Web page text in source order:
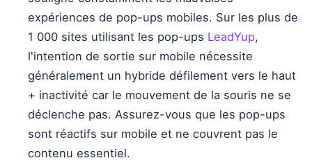
expériences de pop-ups mobiles. Sur les plus de
1 000 sites utilisant les pop-ups LeadYup,
l'intention de sortie sur mobile nécessite
généralement un hybride défilement vers le haut
+ inactivité car le mouvement de la souris ne se
déclenche pas. Assurez-vous que les pop-ups
sont réactifs sur mobile et ne couvrent pas le
contenu essentiel.